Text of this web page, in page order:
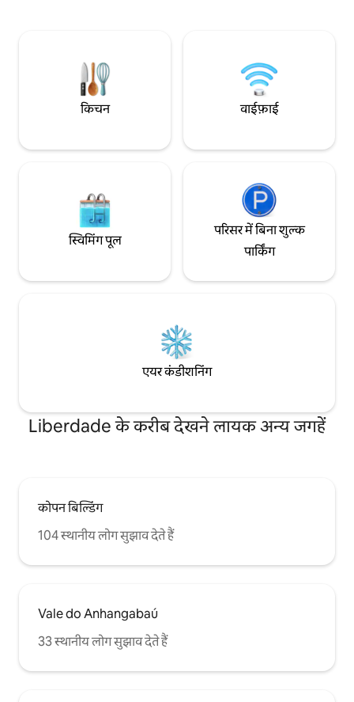
किचन वाईफ़ाई
स्विमिंग पूल
परिसर में बिना शुल्क
पार्किंग
एयर कंडीशनिंग
Liberdade के करीब देखने लायक अन्य जगहें
कोपन बिल्डिंग
104 स्थानीय लोग सुझाव देते हैं
Vale do Anhangabaú
33 स्थानीय लोग सुझाव देते हैं